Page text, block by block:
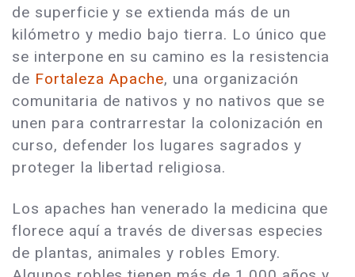
de superficie y se extienda más de un
kilómetro y medio bajo tierra. Lo único que
se interpone en su camino es la resistencia
de Fortaleza Apache, una organización
comunitaria de nativos y no nativos que se
unen para contrarrestar la colonización en
curso, defender los lugares sagrados y
proteger la libertad religiosa.
Los apaches han venerado la medicina que
florece aquí a través de diversas especies
de plantas, animales y robles Emory.